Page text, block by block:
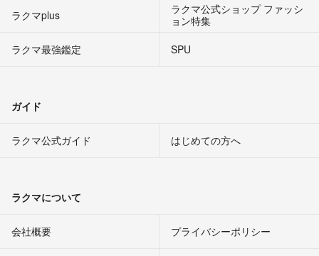
ラクマplus
ラクマ公式ショップ ファッシ
ョン特集
ラクマ最強鑑定
SPU
ガイド
ラクマ公式ガイド はじめての方へ
ラクマについて
会社概要 プライバシーポリシー